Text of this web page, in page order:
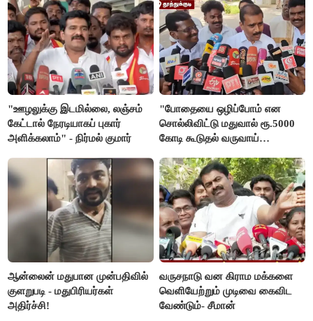
"ஊழலுக்கு இடமில்லை, லஞ்சம்
கேட்டால் நேரடியாகப் புகார்
அளிக்கலாம்" - நிர்மல் குமார்
"போதையை ஒழிப்போம் என
சொல்லிவிட்டு மதுவால் ரூ.5000
கோடி கூடுதல் வருவாய்
மார்க்கண்டேயன்
ஆன்லைன் மதுபான முன்பதிவில்
குளறுபடி - மதுபிரியர்கள்
அதிர்ச்சி!
வருசநாடு வன கிராம மக்களை
வெளியேற்றும் முடிவை கைவிட
வேண்டும்- சீமான்